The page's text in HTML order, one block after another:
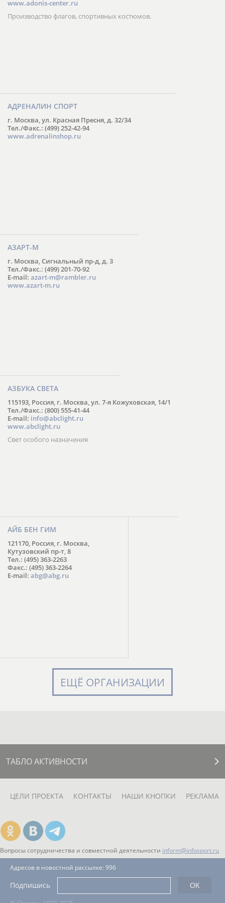
www.adonis-center.ru
Производство флагов, спортивных костюмов.
АДРЕНАЛИН СПОРТ
г. Москва, ул. Красная Пресня, д. 32/34
Тел./Факс.: (499) 252-42-94
www.adrenalinshop.ru
АЗАРТ-М
г. Москва, Сигнальный пр-д, д. 3
Тел./Факс.: (499) 201-70-92
E-mail: azart-m@rambler.ru
www.azart-m.ru
АЗБУКА СВЕТА
115193, Россия, г. Москва, ул. 7-я Кожуховская, 14/1
Тел./Факс.: (800) 555-41-44
E-mail: info@abclight.ru
www.abclight.ru
Свет особого назначения
АЙБ БЕН ГИМ
121170, Россия, г. Москва,
Кутузовский пр-т, 8
Тел.: (495) 363-2263
Факс.: (495) 363-2264
E-mail: abg@abg.ru
ЕЩЁ ОРГАНИЗАЦИИ
ТАБЛО АКТИВНОСТИ
ЦЕЛИ ПРОЕКТА КОНТАКТЫ НАШИ КНОПКИ РЕКЛАМА
Вопросы сотрудничества и совместной деятельности inform@infosport.ru
Адресов в новостной рассылке: 996
Подпишись